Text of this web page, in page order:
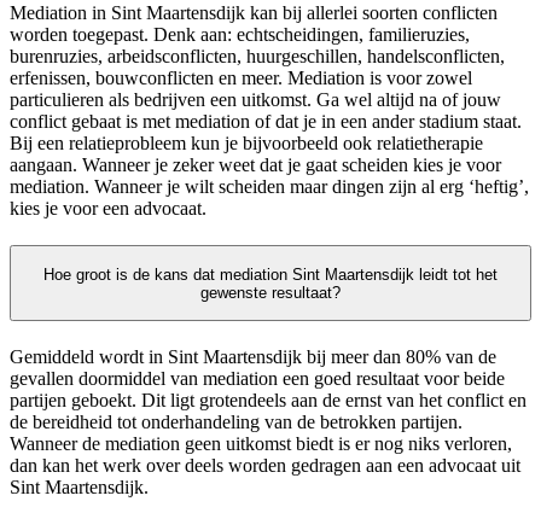
Mediation in Sint Maartensdijk kan bij allerlei soorten conflicten
worden toegepast. Denk aan: echtscheidingen, familieruzies,
burenruzies, arbeidsconflicten, huurgeschillen, handelsconflicten,
erfenissen, bouwconflicten en meer. Mediation is voor zowel
particulieren als bedrijven een uitkomst. Ga wel altijd na of jouw
conflict gebaat is met mediation of dat je in een ander stadium staat.
Bij een relatieprobleem kun je bijvoorbeeld ook relatietherapie
aangaan. Wanneer je zeker weet dat je gaat scheiden kies je voor
mediation. Wanneer je wilt scheiden maar dingen zijn al erg ‘heftig’,
kies je voor een advocaat.
Hoe groot is de kans dat mediation Sint Maartensdijk leidt tot het
gewenste resultaat?
Gemiddeld wordt in Sint Maartensdijk bij meer dan 80% van de
gevallen doormiddel van mediation een goed resultaat voor beide
partijen geboekt. Dit ligt grotendeels aan de ernst van het conflict en
de bereidheid tot onderhandeling van de betrokken partijen.
Wanneer de mediation geen uitkomst biedt is er nog niks verloren,
dan kan het werk over deels worden gedragen aan een advocaat uit
Sint Maartensdijk.